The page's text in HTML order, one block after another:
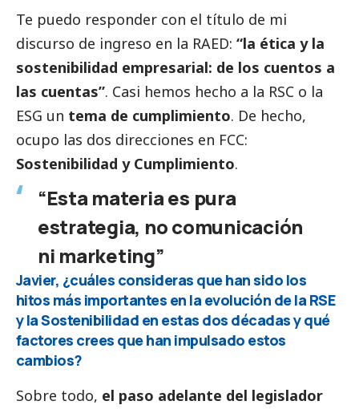
Te puedo responder con el título de mi
discurso de ingreso en la RAED: “la ética y la
sostenibilidad empresarial: de los cuentos a
las cuentas”. Casi hemos hecho a la RSC o la
ESG un tema de cumplimiento. De hecho,
ocupo las dos direcciones en FCC:
Sostenibilidad y Cumplimiento.
“Esta materia es pura
estrategia, no comunicación
ni marketing”
Javier, ¿cuáles consideras que han sido los
hitos más importantes en la evolución de la RSE
y la Sostenibilidad en estas dos décadas y qué
factores crees que han impulsado estos
cambios?
Sobre todo, el paso adelante del legislador